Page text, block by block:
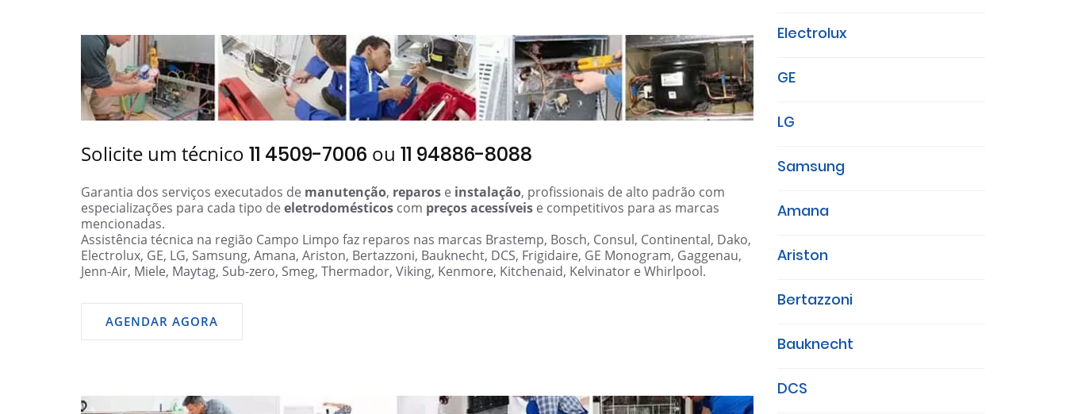
Solicite um técnico 11 4509-7006 ou 11 94886-8088
Garantia dos serviços executados de manutenção, reparos e instalação, profissionais de alto padrão com
especializações para cada tipo de eletrodomésticos com preços acessíveis e competitivos para as marcas
mencionadas.
Assistência técnica na região Campo Limpo faz reparos nas marcas Brastemp, Bosch, Consul, Continental, Dako,
Electrolux, GE, LG, Samsung, Amana, Ariston, Bertazzoni, Bauknecht, DCS, Frigidaire, GE Monogram, Gaggenau,
Jenn-Air, Miele, Maytag, Sub-zero, Smeg, Thermador, Viking, Kenmore, Kitchenaid, Kelvinator e Whirlpool.
AGENDAR AGORA
Electrolux
GE
LG
Samsung
Amana
Ariston
Bertazzoni
Bauknecht
DCS